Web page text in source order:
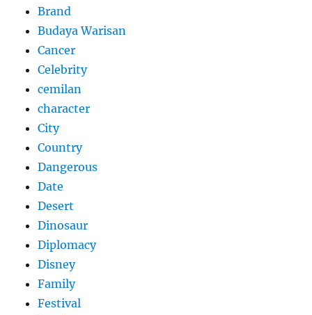
Brand
Budaya Warisan
Cancer
Celebrity
cemilan
character
City
Country
Dangerous
Date
Desert
Dinosaur
Diplomacy
Disney
Family
Festival